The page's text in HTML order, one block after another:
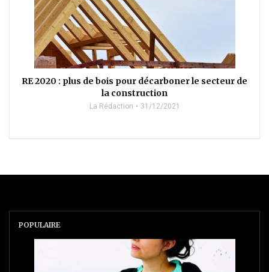
RE 2020 : plus de bois pour décarboner le secteur de
la construction
La Rédaction 31/12/2021
POPULAIRE